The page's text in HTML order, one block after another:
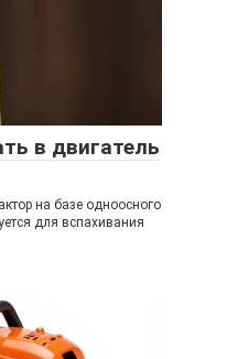
в двигатель
на базе одноосного
для вспахивания